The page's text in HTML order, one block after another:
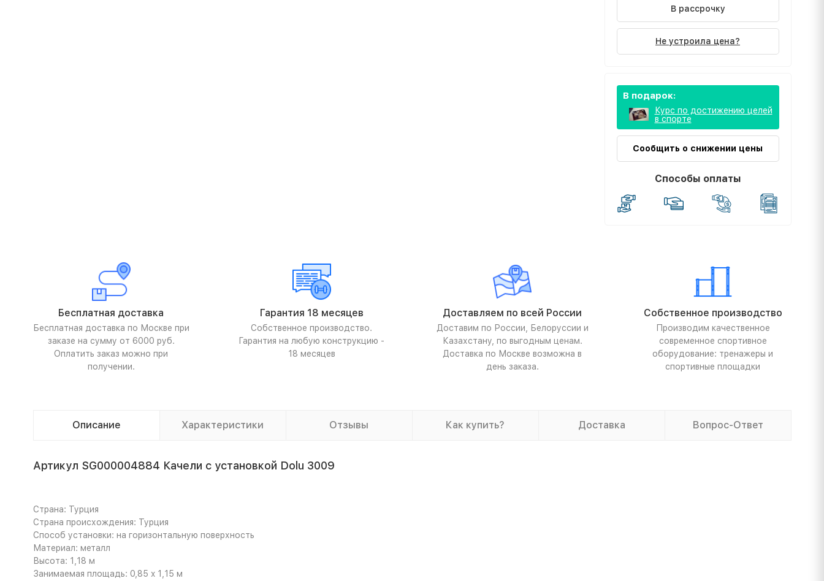
В рассрочку
Не устроила цена?
В подарок:
Курс по достижению целей
в спорте
Сообщить о снижении цены
Способы оплаты
Бесплатная доставка
Бесплатная доставка по Москве при
заказе на сумму от 6000 руб.
Оплатить заказ можно при
получении.
Гарантия 18 месяцев
Собственное производство.
Гарантия на любую конструкцию -
18 месяцев
Доставляем по всей России
Доставим по России, Белоруссии и
Казахстану, по выгодным ценам.
Доставка по Москве возможна в
день заказа.
Собственное производство
Производим качественное
современное спортивное
оборудование: тренажеры и
спортивные площадки
Описание Характеристики Отзывы Как купить? Доставка Вопрос-Ответ
Артикул SG000004884 Качели с установкой Dolu 3009
Страна: Турция
Страна происхождения: Турция
Способ установки: на горизонтальную поверхность
Материал: металл
Высота: 1,18 м
Занимаемая площадь: 0,85 x 1,15 м